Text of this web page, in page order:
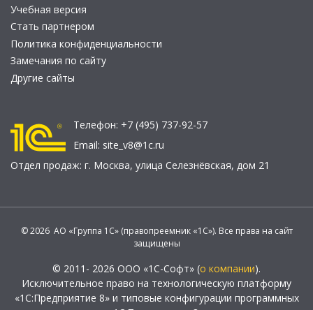
Учебная версия
Стать партнером
Политика конфиденциальности
Замечания по сайту
Другие сайты
Телефон: +7 (495) 737-92-57
Email: site_v8@1c.ru
Отдел продаж: г. Москва, улица Селезнёвская, дом 21
© 2026 АО «Группа 1С» (правопреемник «1С»). Все права на сайт
защищены
© 2011- 2026 ООО «1С-Софт» (о компании).
Исключительное право на технологическую платформу
«1С:Предприятие 8» и типовые конфигурации программных